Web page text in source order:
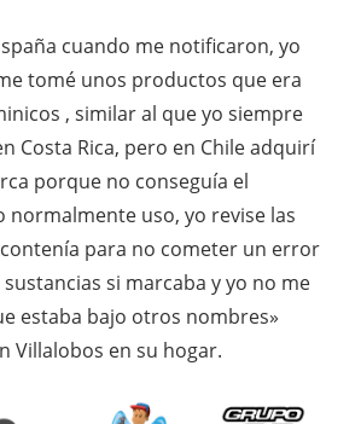
cuando me notificaron, yo
tomé unos productos que era
, similar al que yo siempre
Costa Rica, pero en Chile adquirí
porque no conseguía el
normalmente uso, yo revise las
para no cometer un error
si marcaba y yo no me
estaba bajo otros nombres»
Villalobos en su hogar.